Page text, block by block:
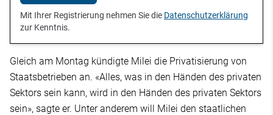
Mit Ihrer Registrierung nehmen Sie die Datenschutzerklärung
zur Kenntnis.
Gleich am Montag kündigte Milei die Privatisierung von
Staatsbetrieben an. «Alles, was in den Händen des privaten
Sektors sein kann, wird in den Händen des privaten Sektors
sein», sagte er. Unter anderem will Milei den staatlichen